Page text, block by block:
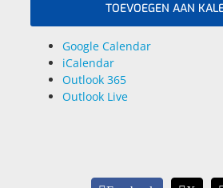
TOEVOEGEN AAN
Google Calendar
iCalendar
Outlook 365
Outlook Live